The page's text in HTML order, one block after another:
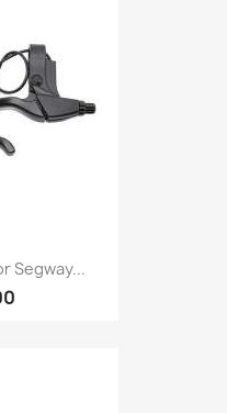
Segway...